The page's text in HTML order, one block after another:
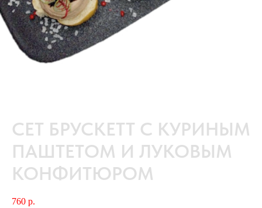
СЕТ БРУСКЕТТ С КУРИНЫМ
ПАШТЕТОМ И ЛУКОВЫМ
КОНФИТЮРОМ
760 р.